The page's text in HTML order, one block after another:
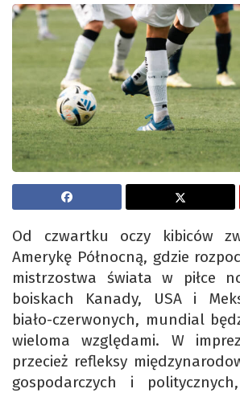
Od czwartku oczy kibiców
Amerykę Północną, gdzie
mistrzostwa świata w piłce
boiskach Kanady, USA i
biało-czerwonych, mundial
wieloma względami. W
przecież refleksy
gospodarczych i